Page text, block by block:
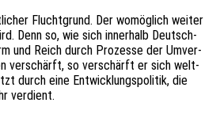
Flucht­grund. Der womög­lich weiter
Denn so, wie sich inner­halb Deutsch­
und Reich durch Prozes­se der Umver­
verschärft, so verschärft er sich welt­
durch eine Entwick­lungs­po­li­tik, die
verdient.